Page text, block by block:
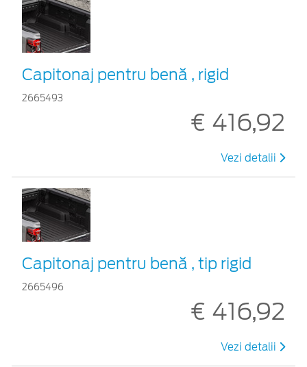
Capitonaj pentru benă , rigid
2665493
€ 416,92
Vezi detalii
Capitonaj pentru benă , tip rigid
2665496
€ 416,92
Vezi detalii